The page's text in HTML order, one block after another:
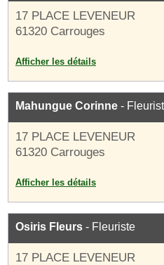
17 PLACE LEVENEUR
61320 Carrouges
Afficher les détails
Mahungue Corinne -
17 PLACE LEVENEUR
61320 Carrouges
Afficher les détails
Osiris Fleurs - Fleuriste
17 PLACE LEVENEUR